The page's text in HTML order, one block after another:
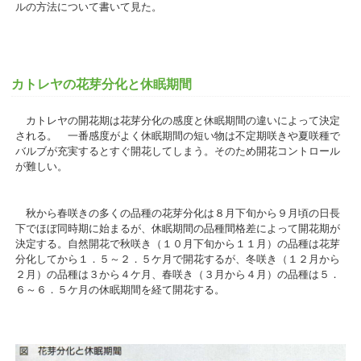
ルの方法について書いて見た。
カトレヤの花芽分化と休眠期間
カトレヤの開花期は花芽分化の感度と休眠期間の違いによって決定
される。 一番感度がよく休眠期間の短い物は不定期咲きや夏咲種で
バルブが充実するとすぐ開花してしまう。そのため開花コントロール
が難しい。
秋から春咲きの多くの品種の花芽分化は８月下旬から９月頃の日長
下でほぼ同時期に始まるが、休眠期間の品種間格差によって開花期が
決定する。自然開花で秋咲き（１０月下旬から１１月）の品種は花芽
分化してから１．５～２．５ケ月で開花するが、冬咲き（１２月から
２月）の品種は３から４ケ月、春咲き（３月から４月）の品種は５．
６～６．５ケ月の休眠期間を経て開花する。